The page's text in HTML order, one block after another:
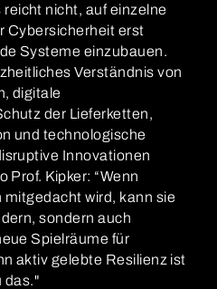
nicht, auf einzelne
Cybersicherheit erst
Systeme einzubauen.
Verständnis von
digitale
der Lieferketten,
und technologische
Innovationen
Prof. Kipker: “Wenn
wird, kann sie
sondern auch
Spielräume für
aktiv gelebte Resilienz ist
das."